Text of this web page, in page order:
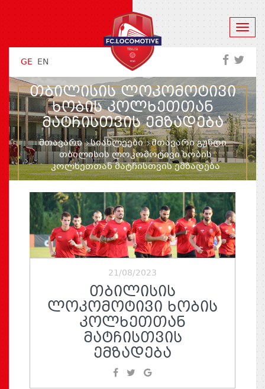
GE EN
ᲗᲑᲘᲚᲘᲡᲘᲡ ᲚᲝᲙᲝᲛᲝᲢᲘᲕᲘ
ᲮᲝᲑᲘᲡ ᲙᲝᲚᲮᲔᲗᲗᲐᲜ
ᲛᲐᲢᲩᲘᲡᲗᲕᲘᲡ ᲔᲛᲖᲐᲓᲔᲑᲐ
მთავარი სიახლეები
მთავარი გუნდი
თბილისის ლოკომოტივი ხობის
კოლხეთთან მატჩისთვის ემზადება
21/08/2023
ᲗᲑᲘᲚᲘᲡᲘᲡ
ᲚᲝᲙᲝᲛᲝᲢᲘᲕᲘ ᲮᲝᲑᲘᲡ
ᲙᲝᲚᲮᲔᲗᲗᲐᲜ
ᲛᲐᲢᲩᲘᲡᲗᲕᲘᲡ
ᲔᲛᲖᲐᲓᲔᲑᲐ